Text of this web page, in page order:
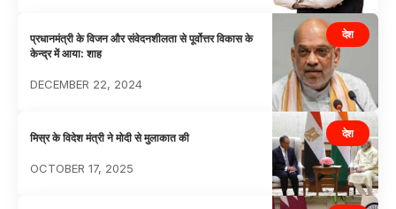
देश
प्रधानमंत्री के विजन और संवेदनशीलता से पूर्वोत्तर विकास के
केन्द्र में आया: शाह
DECEMBER 22, 2024
देश
मिस्र के विदेश मंत्री ने मोदी से मुलाकात की
OCTOBER 17, 2025